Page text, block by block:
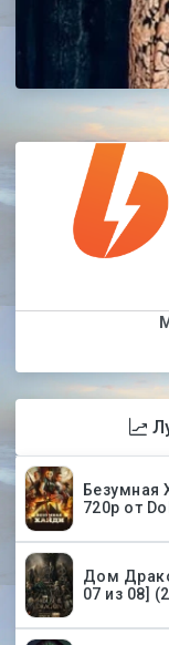
Безумная
720p от
Дом
07 из 08]